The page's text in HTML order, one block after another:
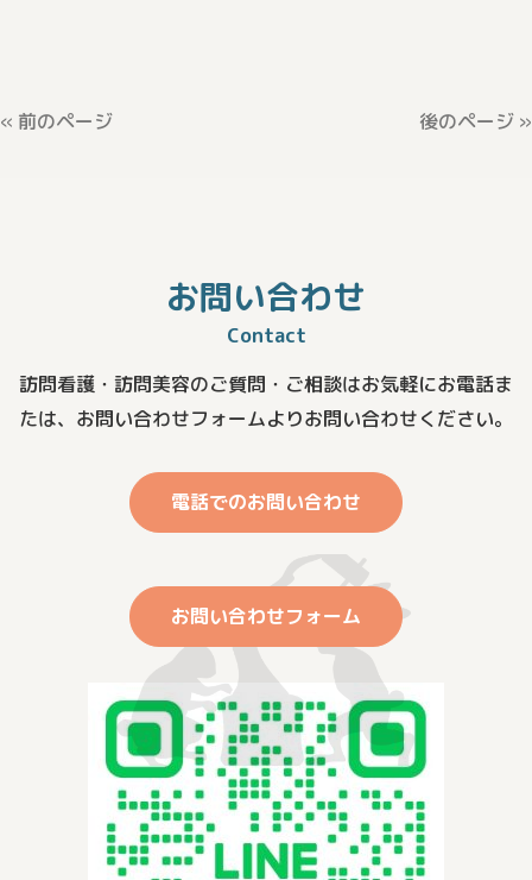
« 前のページ 後のページ »
お問い合わせ
Contact
訪問看護・訪問美容のご質問・ご相談はお気軽にお電話ま
たは、 お問い合わせフォームよりお問い合わせください。
電話でのお問い合わせ
お問い合わせフォーム